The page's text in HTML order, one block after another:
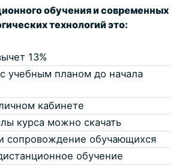
обучения и современных
технологий это:
13%
учебным планом до начала
кабинете
курса можно скачать
сопровождение обучающихся
обучение